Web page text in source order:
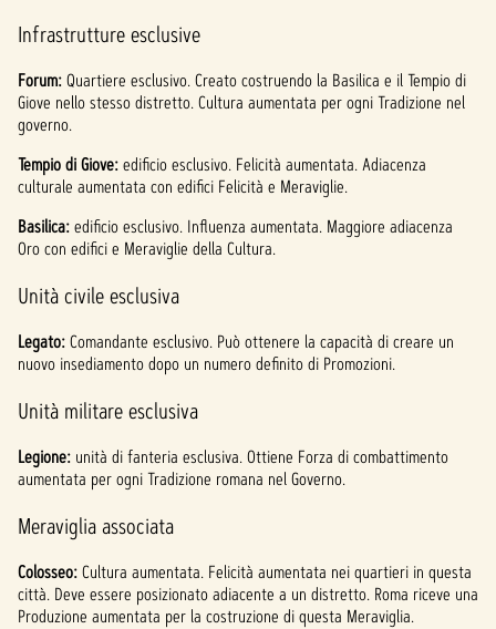
Infrastrutture esclusive
Forum:Quartiere esclusivo. Creato costruendo la Basilica e il Tempio di
Giove nello stesso distretto. Cultura aumentata per ogni Tradizione nel
governo.
Tempio di Giove:edificio esclusivo. Felicità aumentata. Adiacenza
culturale aumentata con edifici Felicità e Meraviglie.
Basilica:edificio esclusivo. Influenza aumentata. Maggiore adiacenza
Oro con edifici e Meraviglie della Cultura.
Unità civile esclusiva
Legato:Comandante esclusivo. Può ottenere la capacità di creare un
nuovo insediamento dopo un numero definito di Promozioni.
Unità militare esclusiva
Legione: unità di fanteria esclusiva. Ottiene Forza di combattimento
aumentata per ogni Tradizione romana nel Governo.
Meraviglia associata
Colosseo:Cultura aumentata. Felicità aumentata nei quartieri in questa
città. Deve essere posizionato adiacente a un distretto. Roma riceve una
Produzione aumentata per la costruzione di questa Meraviglia.